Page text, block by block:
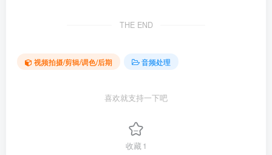
THE END
视频拍摄/剪辑/调色/后期 音频处理
喜欢就支持一下吧
收藏1